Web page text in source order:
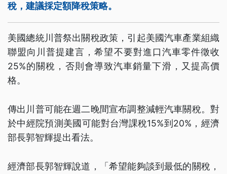
稅，建議採定額降稅策略。
美國總統川普祭出關稅政策，引起美國汽車產業組織
聯盟向川普提建言，希望不要對進口汽車零件徵收
25%的關稅，否則會導致汽車銷量下滑，又提高價
格。
傳出川普可能在週二晚間宣布調整減輕汽車關稅。對
於中經院預測美國可能對台灣課稅15%到20%，經濟
部長郭智輝提出看法。
經濟部長郭智輝說道，「希望能夠談到最低的關稅，